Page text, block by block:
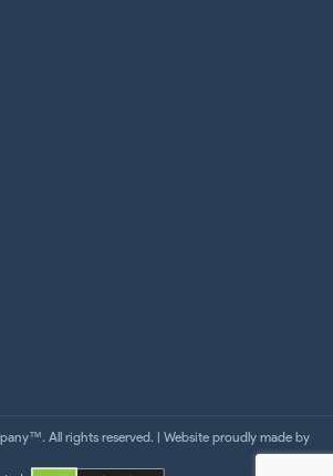
All rights reserved. | Website proudly made by